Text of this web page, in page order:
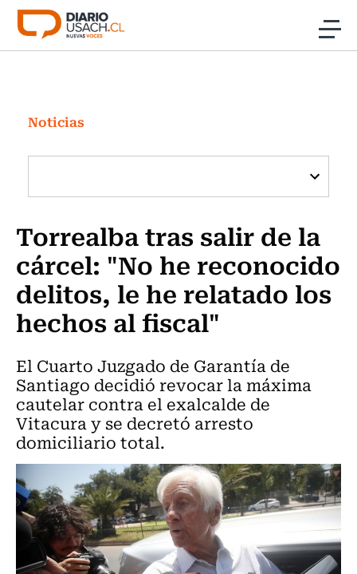
Click acá para ir directamente al contenido
Investigación
Cultura
Programas Radio y TV Usach
Noticias
Torrealba tras salir de la
cárcel: "No he reconocido
delitos, le he relatado los
hechos al fiscal"
El Cuarto Juzgado de Garantía de
Santiago decidió revocar la máxima
cautelar contra el exalcalde de
Vitacura y se decretó arresto
domiciliario total.